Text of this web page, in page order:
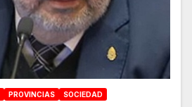
PROVINCIAS SOCIEDAD